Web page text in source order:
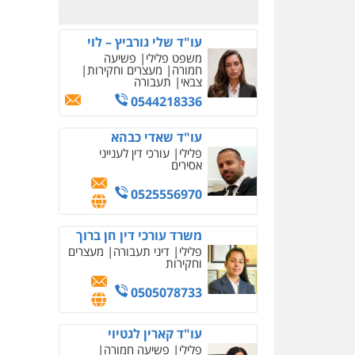
משרד עורכי דין טאי
שרקי
פלילי אסירים תעבורה
מרב"ד
0547556464
עו"ד אילן אלימלך
פלילי פשיעה חמורה
תעבורה
0522992110
עו"ד שאדי נאטור
פלילי פשיעה חמורה
מעצרים וחקירות
0509230800
משרד עורכי דין פארס
פלאח